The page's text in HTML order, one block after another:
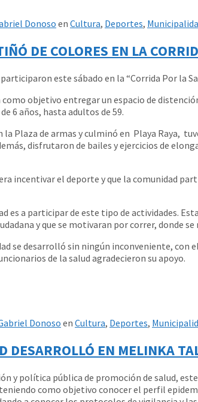
Donoso en Cultura, Deportes,
DE COLORES EN LA
este sábado en la “Corrida Por la
objetivo entregar un espacio de
6 años, hasta adultos de 59.
la Plaza de armas y culminó en Playa Raya,
disfrutaron de bailes y ejercicios de
incentivar el deporte y que la comunidad
es a participar de este tipo de actividades.
y que se motivaran por correr, donde
se desarrolló sin ningún inconveniente,
de la salud agradecieron su apoyo.
Donoso en Cultura, Deportes,
DESARROLLÓ EN MELINKA
y política pública de promoción de salud,
como objetivo conocer el perfil